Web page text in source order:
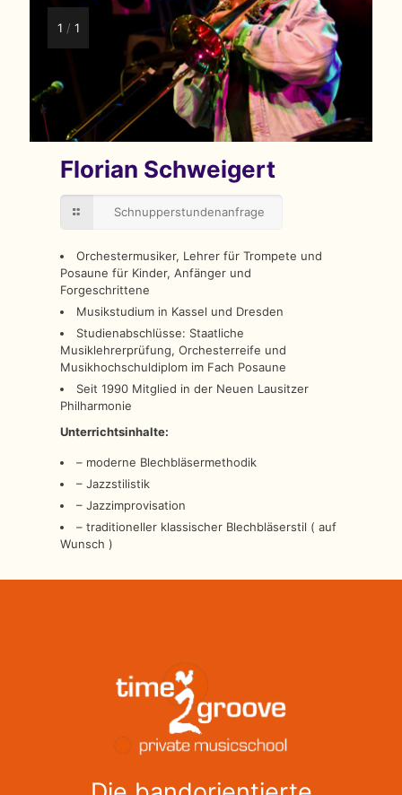
Florian Schweigert
Schnupperstundenanfrage
Orchestermusiker, Lehrer für Trompete und
Posaune für Kinder, Anfänger und
Forgeschrittene
Musikstudium in Kassel und Dresden
Studienabschlüsse: Staatliche
Musiklehrerprüfung, Orchesterreife und
Musikhochschuldiplom im Fach Posaune
Seit 1990 Mitglied in der Neuen Lausitzer
Philharmonie
Unterrichtsinhalte:
– moderne Blechbläsermethodik
– Jazzstilistik
– Jazzimprovisation
– traditioneller klassischer Blechbläserstil ( auf
Wunsch )
1 / 1